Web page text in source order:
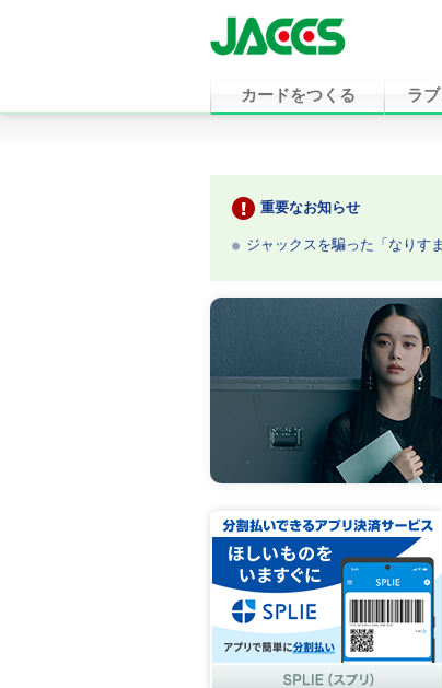
カードをつくる ラ
重要なお知らせ
ジャックスを騙った「なりす